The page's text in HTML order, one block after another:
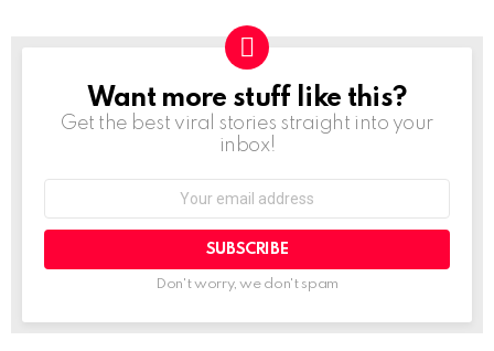
NEWSLETTER
Want more stuff like this?
Get the best viral stories straight into your
inbox!
Don't worry, we don't spam